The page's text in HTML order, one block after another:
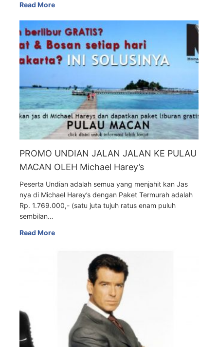
Read More
PROMO UNDIAN JALAN JALAN KE PULAU
MACAN OLEH Michael Harey’s
Peserta Undian adalah semua yang menjahit kan Jas
nya di Michael Harey’s dengan Paket Termurah adalah
Rp. 1.769.000,- (satu juta tujuh ratus enam puluh
sembilan…
Read More